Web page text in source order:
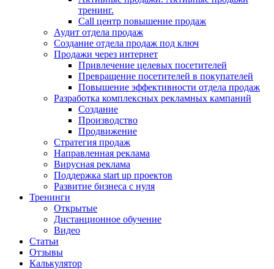
тренинг.
Call центр повышение продаж
Аудит отдела продаж
Создание отдела продаж под ключ
Продажи через интернет
Привлечение целевых посетителей
Превращение посетителей в покупателей
Повышение эффективности отдела продаж
Разработка комплексных рекламных кампаний
Создание
Производство
Продвижение
Стратегия продаж
Направленная реклама
Вирусная реклама
Поддержка start up проектов
Развитие бизнеса с нуля
Тренинги
Открытые
Дистанционное обучение
Видео
Статьи
Отзывы
Калькулятор